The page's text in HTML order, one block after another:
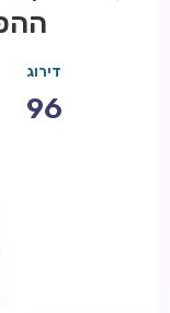
דירוג
96